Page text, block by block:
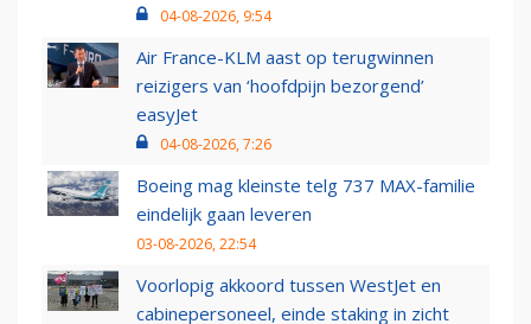
04-08-2026, 9:54
Air France-KLM aast op terugwinnen
reizigers van ‘hoofdpijn bezorgend’
easyJet
04-08-2026, 7:26
Boeing mag kleinste telg 737 MAX-familie
eindelijk gaan leveren
03-08-2026, 22:54
Voorlopig akkoord tussen WestJet en
cabinepersoneel, einde staking in zicht